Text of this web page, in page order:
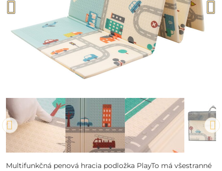
Multifunkčná penová hracia podložka PlayTo má všestranné